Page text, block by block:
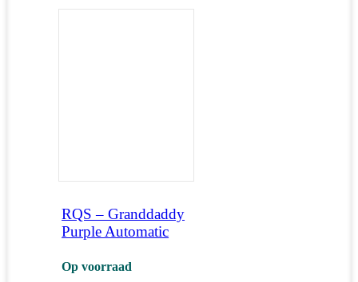
RQS – Granddaddy
Purple Automatic
Op voorraad